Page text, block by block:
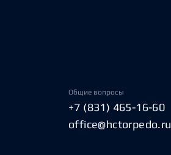
Общие вопросы
+7 (831) 465-16-60
office@hctorpedo.ru